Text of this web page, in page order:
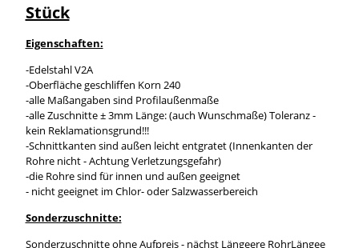
Stück
Eigenschaften:
-Edelstahl V2A
-Oberfläche geschliffen Korn 240
-alle Maßangaben sind Profilaußenmaße
-alle Zuschnitte ± 3mm Länge: (auch Wunschmaße) Toleranz -
kein Reklamationsgrund!!!
-Schnittkanten sind außen leicht entgratet (Innenkanten der
Rohre nicht - Achtung Verletzungsgefahr)
-die Rohre sind für innen und außen geeignet
- nicht geeignet im Chlor- oder Salzwasserbereich
Sonderzuschnitte:
Sonderzuschnitte ohne Aufpreis - nächst Längeere RohrLängee